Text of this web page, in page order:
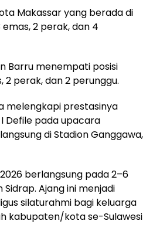
Makassar yang berada di
2 perak, dan 4
Barru menempati posisi
2 perak, dan 2 perunggu.
melengkapi prestasinya
Defile pada upacara
di Stadion Ganggawa,
berlangsung pada 2–6
Ajang ini menjadi
silaturahmi bagi keluarga
kabupaten/kota se-Sulawesi